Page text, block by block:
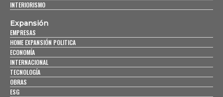
INTERIORISMO
Expansión
EMPRESAS
HOME EXPANSIÓN POLITICA
ECONOMÍA
INTERNACIONAL
TECNOLOGÍA
OBRAS
ESG